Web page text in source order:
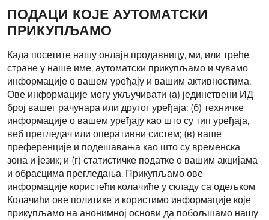
ПОДАЦИ КОЈЕ АУТОМАТСКИ
ПРИКУПЉАМО
Када посетите нашу онлајн продавницу, ми, или треће
стране у наше име, аутоматски прикупљамо и чувамо
информације о вашем уређају и вашим активностима.
Ове информације могу укључивати (а) јединствени ИД
број вашег рачунара или другог уређаја; (б) техничке
информације о вашем уређају као што су тип уређаја,
веб прегледач или оперативни систем; (в) ваше
преференције и подешавања као што су временска
зона и језик; и (г) статистичке податке о вашим акцијама
и обрасцима прегледања. Прикупљамо ове
информације користећи колачиће у складу са одељком
Колачићи ове политике и користимо информације које
прикупљамо на анонимној основи да побољшамо нашу